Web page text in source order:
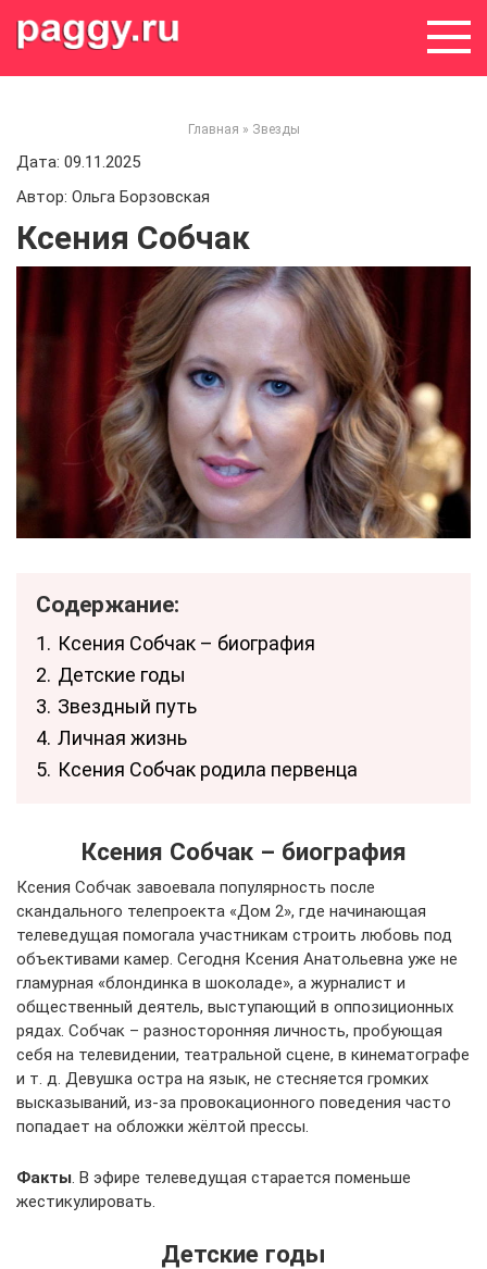
Главная » Звезды
Дата: 09.11.2025
Автор: Ольга Борзовская
Ксения Собчак
Содержание:
1. Ксения Собчак – биография
2. Детские годы
3. Звездный путь
4. Личная жизнь
5. Ксения Собчак родила первенца
Ксения Собчак – биография
Ксения Собчак завоевала популярность после
скандального телепроекта «Дом 2», где начинающая
телеведущая помогала участникам строить любовь под
объективами камер. Сегодня Ксения Анатольевна уже не
гламурная «блондинка в шоколаде», а журналист и
общественный деятель, выступающий в оппозиционных
рядах. Собчак – разносторонняя личность, пробующая
себя на телевидении, театральной сцене, в кинематографе
и т. д. Девушка остра на язык, не стесняется громких
высказываний, из-за провокационного поведения часто
попадает на обложки жёлтой прессы.
Факты. В эфире телеведущая старается поменьше
жестикулировать.
Детские годы